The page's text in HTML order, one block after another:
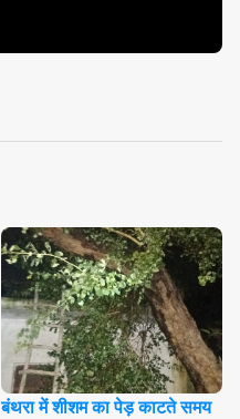
बंथरा में शीशम का पेड़ काटते समय